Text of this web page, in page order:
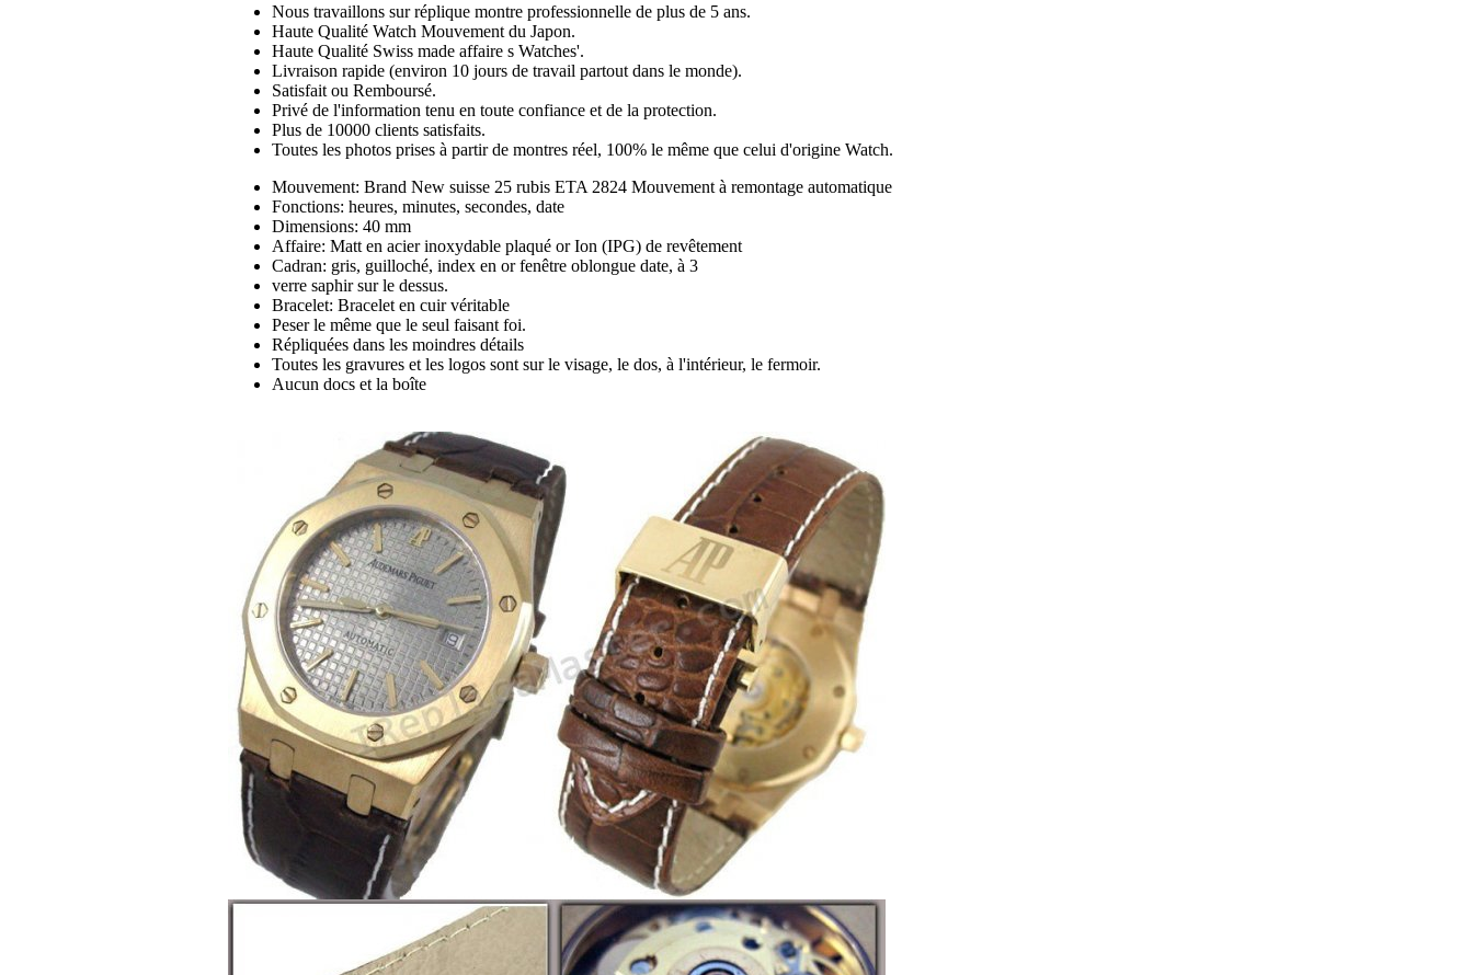
Nous travaillons sur réplique montre professionnelle de plus de 5 ans.
Haute Qualité Watch Mouvement du Japon.
Haute Qualité Swiss made affaire s Watches'.
Livraison rapide (environ 10 jours de travail partout dans le monde).
Satisfait ou Remboursé.
Privé de l'information tenu en toute confiance et de la protection.
Plus de 10000 clients satisfaits.
Toutes les photos prises à partir de montres réel, 100% le même que celui d'origine Watch.
Mouvement: Brand New suisse 25 rubis ETA 2824 Mouvement à remontage automatique
Fonctions: heures, minutes, secondes, date
Dimensions: 40 mm
Affaire: Matt en acier inoxydable plaqué or Ion (IPG) de revêtement
Cadran: gris, guilloché, index en or fenêtre oblongue date, à 3
verre saphir sur le dessus.
Bracelet: Bracelet en cuir véritable
Peser le même que le seul faisant foi.
Répliquées dans les moindres détails
Toutes les gravures et les logos sont sur le visage, le dos, à l'intérieur, le fermoir.
Aucun docs et la boîte